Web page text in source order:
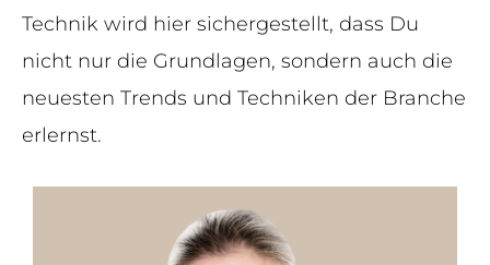
Technik wird hier sichergestellt, dass Du
nicht nur die Grundlagen, sondern auch die
neuesten Trends und Techniken der Branche
erlernst.